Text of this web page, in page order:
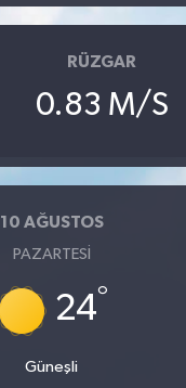
RÜZGAR
0.83 M/S
10 AĞUSTOS
PAZARTESI
24°
Güneşli